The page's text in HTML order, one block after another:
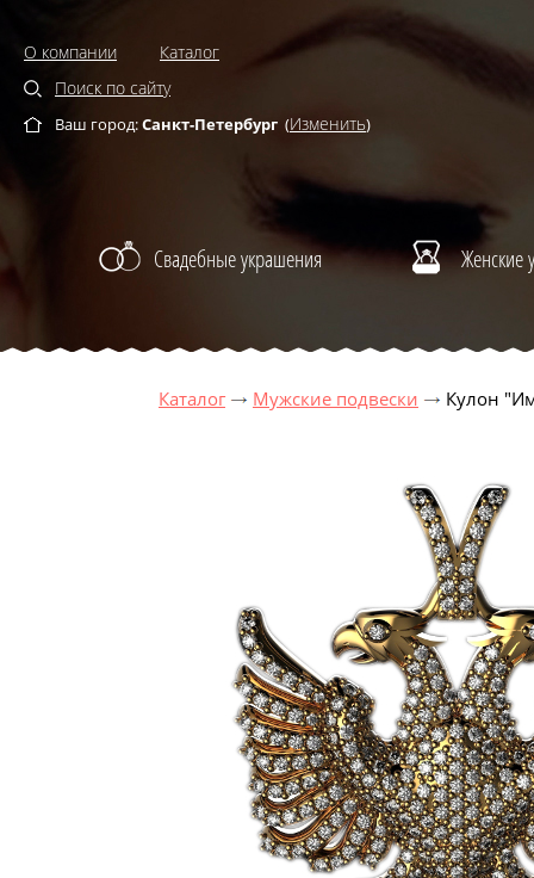
О компании
Каталог
Поиск по сайту
Ваш город:Санкт-Петербург (Изменить)
Свадебные украшения Женские
Каталог Мужские подвески Кулон